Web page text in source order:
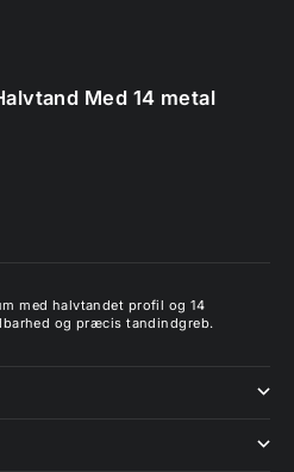
Med 14 metal
med halvtandet profil og 14
og præcis tandindgreb.